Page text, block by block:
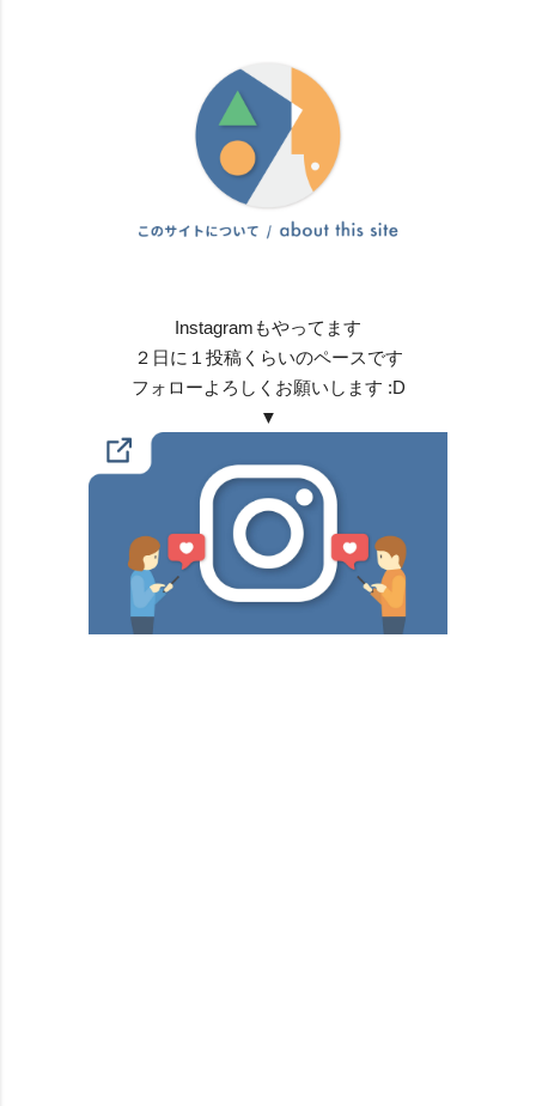
Instagramもやってます
２日に１投稿くらいのペースです
フォローよろしくお願いします :D
▼